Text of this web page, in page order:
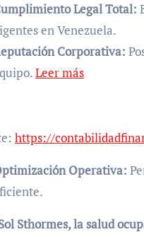
Legal Total:
en Venezuela.
Corporativa:
Leer más
https://
Operativa:
Sthormes, la salud